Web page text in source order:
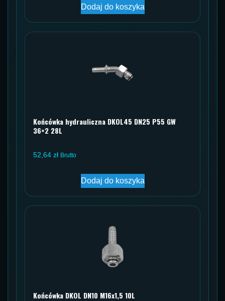
Dodaj do koszyka
Końcówka hydrauliczna DKOL45 DN25 P55 GW
36×2 28L
52,64 zł Brutto
Dodaj do koszyka
Końcówka DKOL DN10 M16x1,5 10L